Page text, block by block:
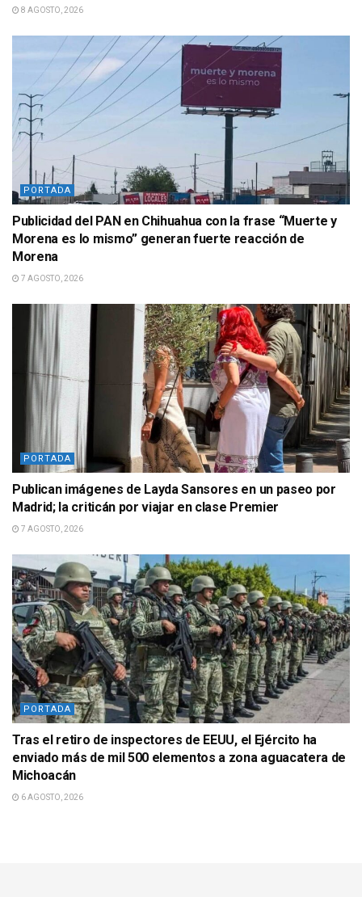
8 AGOSTO, 2026
PORTADA
Publicidad del PAN en Chihuahua con la frase “Muerte y
Morena es lo mismo” generan fuerte reacción de
Morena
7 AGOSTO, 2026
PORTADA
Publican imágenes de Layda Sansores en un paseo por
Madrid; la criticán por viajar en clase Premier
7 AGOSTO, 2026
PORTADA
Tras el retiro de inspectores de EEUU, el Ejército ha
enviado más de mil 500 elementos a zona aguacatera de
Michoacán
6 AGOSTO, 2026